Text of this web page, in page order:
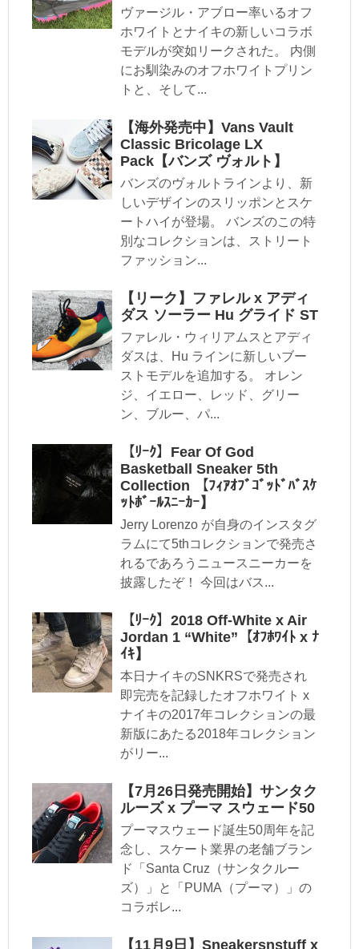
ヴァージル・アブロー率いるオフ
ホワイトとナイキの新しいコラボ
モデルが突如リークされた。 内側
にお馴染みのオフホワイトプリン
トと、そして...
【海外発売中】Vans Vault
Classic Bricolage LX
Pack【バンズ ヴォルト】
バンズのヴォルトラインより、新
しいデザインのスリッポンとスケ
ートハイが登場。 バンズのこの特
別なコレクションは、ストリート
ファッション...
【リーク】ファレル x アディ
ダス ソーラー Hu グライド ST
ファレル・ウィリアムスとアディ
ダスは、Hu ラインに新しいブー
ストモデルを追加する。 オレン
ジ、イエロー、レッド、グリー
ン、ブルー、パ...
【ﾘｰｸ】Fear Of God
Basketball Sneaker 5th
Collection 【ﾌｨｱｵﾌﾞｺﾞｯﾄﾞﾊﾞｽｹ
ｯﾄﾎﾞｰﾙｽﾆｰｶｰ】
Jerry Lorenzo が自身のインスタグ
ラムにて5thコレクションで発売さ
れるであろうニュースニーカーを
披露したぞ！ 今回はバス...
【ﾘｰｸ】2018 Off-White x Air
Jordan 1 “White”【ｵﾌﾎﾜｲﾄ x ﾅ
ｲｷ】
本日ナイキのSNKRSで発売され
即完売を記録したオフホワイト x
ナイキの2017年コレクションの最
新版にあたる2018年コレクション
がリー...
【7月26日発売開始】サンタク
ルーズ x プーマ スウェード50
プーマスウェード誕生50周年を記
念し、スケート業界の老舗ブラン
ド「Santa Cruz（サンタクルー
ズ）」と「PUMA（プーマ）」の
コラボレ...
【11月9日】Sneakersnstuff x